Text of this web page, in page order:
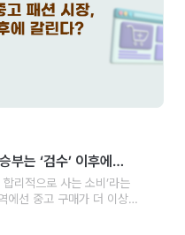
는 ‘검수’ 이후에
리적으로 사는 소비’라는
에선 중고 구매가 더 이상